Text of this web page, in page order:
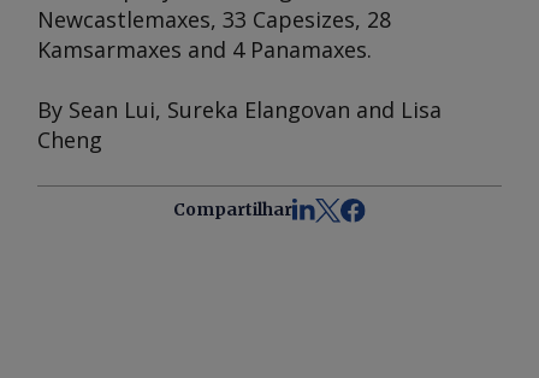
Newcastlemaxes, 33 Capesizes, 28
Kamsarmaxes and 4 Panamaxes.
By Sean Lui, Sureka Elangovan and Lisa
Cheng
Compartilhar